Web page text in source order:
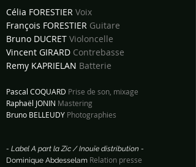
Célia FORESTIER Voix
François FORESTIER Guitare
Bruno DUCRET Violoncelle
Vincent GIRARD Contrebasse
Remy KAPRIELAN Batterie
Pascal COQUARD Prise de son, mixage
Raphaël JONIN Mastering
Bruno BELLEUDY Photographies
- Label A part la Zic / Inouïe distribution -
Dominique Abdesselam Relation presse